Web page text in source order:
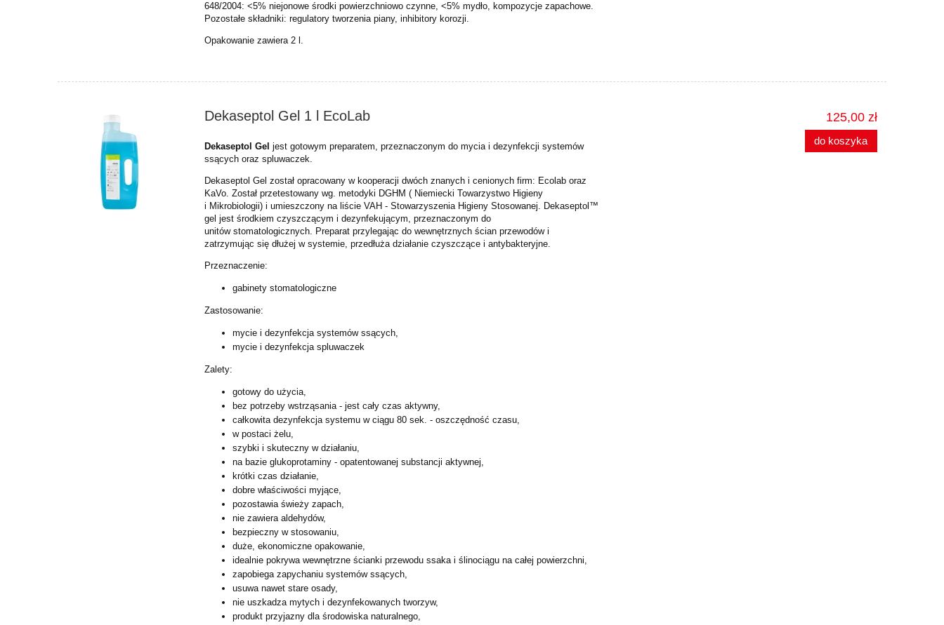
648/2004: <5% niejonowe środki powierzchniowo czynne, <5% mydło, kompozycje zapachowe.
Pozostałe składniki: regulatory tworzenia piany, inhibitory korozji.
Opakowanie zawiera 2 l.
Dekaseptol Gel 1 l EcoLab
Dekaseptol Gel jest gotowym preparatem, przeznaczonym do mycia i dezynfekcji systemów
ssących oraz spluwaczek.
Dekaseptol Gel został opracowany w kooperacji dwóch znanych i cenionych firm: Ecolaboraz
KaVo. Został przetestowany wg. metodyki DGHM ( Niemiecki Towarzystwo Higieny
i Mikrobiologii) i umieszczony na liście VAH - Stowarzyszenia Higieny Stosowanej. Dekaseptol™
gel jest środkiem czyszczącym i dezynfekującym, przeznaczonym do
unitówstomatologicznych. Preparat przylegając do wewnętrznych ścian przewodów i
zatrzymującsię dłużej w systemie, przedłuża działanie czyszczące i antybakteryjne.
Przeznaczenie:
gabinety stomatologiczne
Zastosowanie:
mycie i dezynfekcja systemów ssących,
mycie i dezynfekcja spluwaczek
Zalety:
gotowy do użycia,
bez potrzeby wstrząsania - jest cały czas aktywny,
całkowita dezynfekcja systemu w ciągu 80 sek. - oszczędność czasu,
w postaci żelu,
szybki i skuteczny w działaniu,
na bazie glukoprotaminy - opatentowanej substancji aktywnej,
krótki czas działanie,
dobre właściwości myjące,
pozostawia świeży zapach,
nie zawiera aldehydów,
bezpieczny w stosowaniu,
duże, ekonomiczne opakowanie,
idealnie pokrywa wewnętrzne ścianki przewodu ssaka i ślinociągu na całejpowierzchni,
zapobiega zapychaniu systemów ssących,
usuwa nawet stare osady,
nie uszkadza mytych i dezynfekowanych tworzyw,
produkt przyjazny dla środowiska naturalnego,
125,00 zł
do koszyka